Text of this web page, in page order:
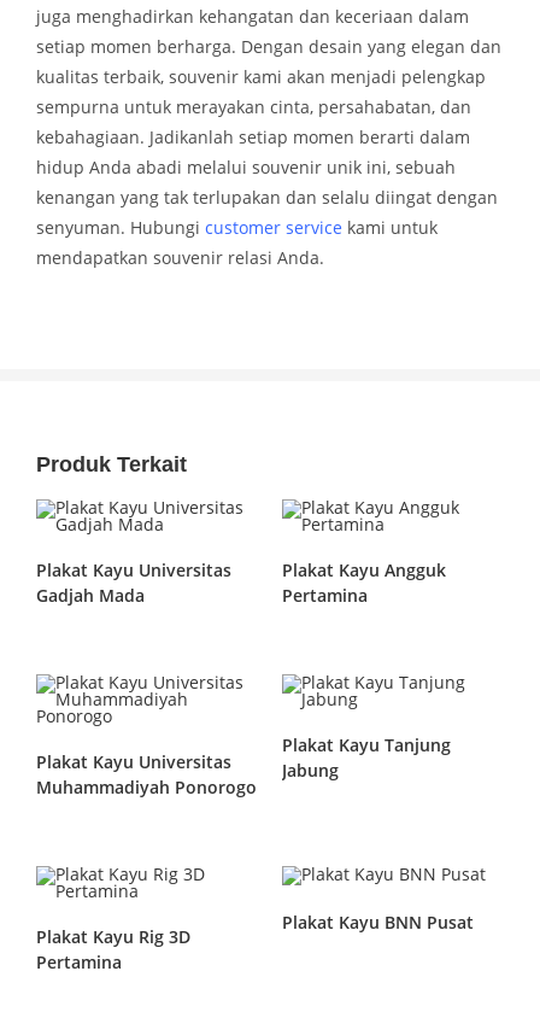
juga menghadirkan kehangatan dan keceriaan dalam
setiap momen berharga. Dengan desain yang elegan dan
kualitas terbaik, souvenir kami akan menjadi pelengkap
sempurna untuk merayakan cinta, persahabatan, dan
kebahagiaan. Jadikanlah setiap momen berarti dalam
hidup Anda abadi melalui souvenir unik ini, sebuah
kenangan yang tak terlupakan dan selalu diingat dengan
senyuman. Hubungi customer service kami untuk
mendapatkan souvenir relasi Anda.
Produk Terkait
Plakat Kayu Universitas
Gadjah Mada
Plakat Kayu Angguk
Pertamina
Plakat Kayu Universitas
Muhammadiyah Ponorogo
Plakat Kayu Tanjung
Jabung
Plakat Kayu Rig 3D
Pertamina
Plakat Kayu BNN Pusat